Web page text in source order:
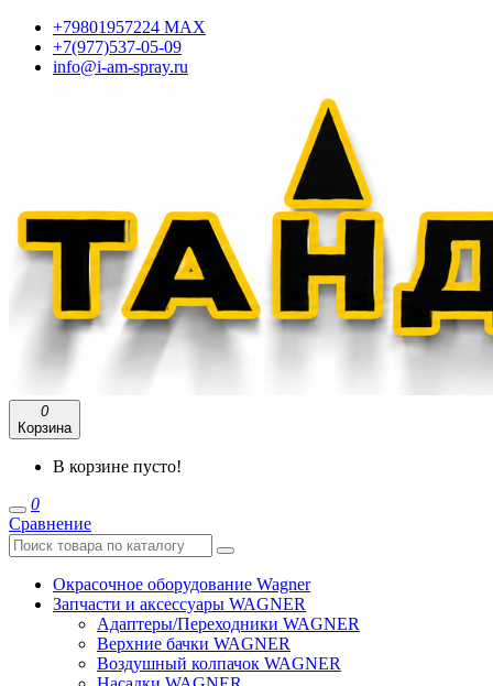
+79801957224 МАХ
+7(977)537-05-09
info@i-am-spray.ru
0
Корзина
В корзине пусто!
0
Сравнение
Окрасочное оборудование Wagner
Запчасти и аксессуары WAGNER
Адаптеры/Переходники WAGNER
Верхние бачки WAGNER
Воздушный колпачок WAGNER